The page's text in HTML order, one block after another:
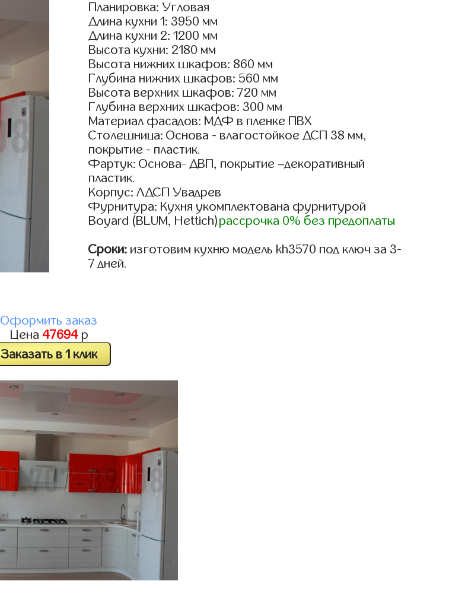
Планировка: Угловая
Длина кухни 1: 3950 мм
Длина кухни 2: 1200 мм
Высота кухни: 2180 мм
Высота нижних шкафов: 860 мм
Глубина нижних шкафов: 560 мм
Высота верхних шкафов: 720 мм
Глубина верхних шкафов: 300 мм
Материал фасадов: МДФ в пленке ПВХ
Столешница: Основа - влагостойкое ДСП 38 мм,
покрытие - пластик.
Фартук: Основа- ДВП, покрытие –декоративный
пластик.
Корпус: ЛДСП Увадрев
Фурнитура: Кухня укомплектована фурнитурой
Boyard (BLUM, Hettich)рассрочка 0% без предоплаты
Сроки: изготовим кухню модель kh3570 под ключ за 3-
7 дней.
Оформить заказ
Цена 47694р
Заказать в 1 клик